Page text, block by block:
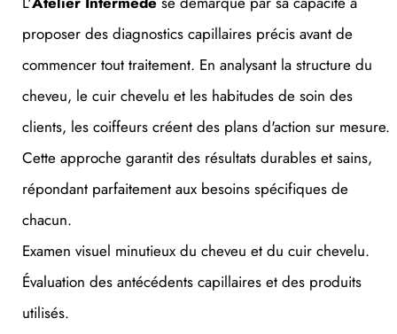
proposer des diagnostics capillaires précis avant de
commencer tout traitement. En analysant la structure du
cheveu, le cuir chevelu et les habitudes de soin des
clients, les coiffeurs créent des plans d'action sur mesure.
Cette approche garantit des résultats durables et sains,
répondant parfaitement aux besoins spécifiques de
chacun.
Examen visuel minutieux du cheveu et du cuir chevelu.
Évaluation des antécédents capillaires et des produits
utilisés.
Conseils personnalisés en matière de soins et de coiffure.